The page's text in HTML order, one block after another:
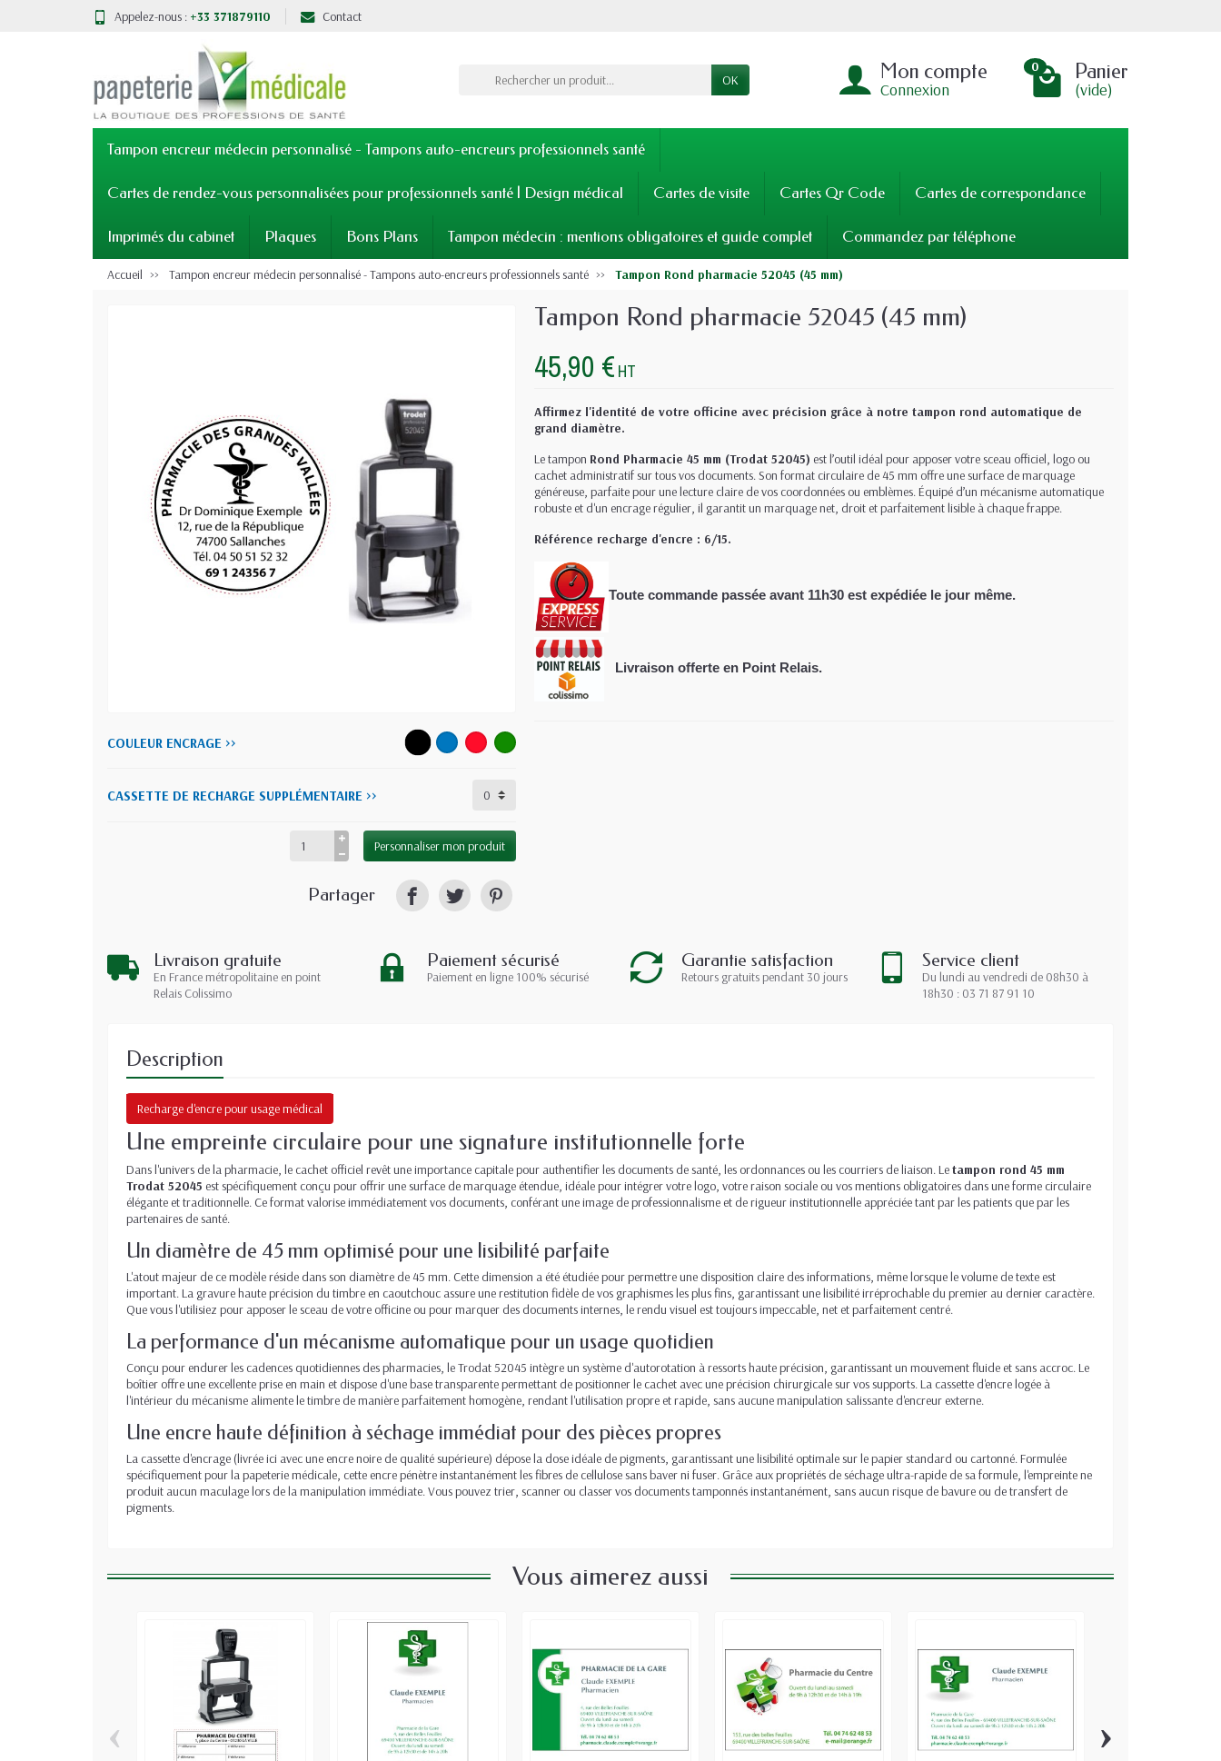
Appelez-nous : +33 371879110 Contact
OK Mon compte
Connexion
0 Panier
(vide)
Tampon encreur médecin personnalisé - Tampons auto-encreurs professionnels santé
Cartes de rendez-vous personnalisées pour professionnels santé | Design médical Cartes de visite Cartes Qr Code Cartes de correspondance
Imprimés du cabinet Plaques Bons Plans Tampon médecin : mentions obligatoires et guide complet Commandez par téléphone
Accueil Tampon encreur médecin personnalisé - Tampons auto-encreurs professionnels santé Tampon Rond pharmacie 52045 (45 mm)
COULEUR ENCRAGE >>
CASSETTE DE RECHARGE SUPPLÉMENTAIRE >>
Personnaliser mon produit
Partager
Tampon Rond pharmacie 52045 (45 mm)
45,90 € HT
Affirmez l'identité de votre officine avec précision grâce à notre tampon rond automatique de
grand diamètre.
Le tampon Rond Pharmacie 45 mm (Trodat 52045) est l’outil idéal pour apposer votre sceau officiel, logo ou
cachet administratif sur tous vos documents. Son format circulaire de 45 mm offre une surface de marquage
généreuse, parfaite pour une lecture claire de vos coordonnées ou emblèmes. Équipé d’un mécanisme automatique
robuste et d'un encrage régulier, il garantit un marquage net, droit et parfaitement lisible à chaque frappe.
Référence recharge d'encre : 6/15.
Toute commande passée avant 11h30 est expédiée le jour même.
Livraison offerte en Point Relais.
Livraison gratuite
En France métropolitaine en point
Relais Colissimo
Paiement sécurisé
Paiement en ligne 100% sécurisé
Garantie satisfaction
Retours gratuits pendant 30 jours
Service client
Du lundi au vendredi de 08h30 à
18h30 : 03 71 87 91 10
Description
Recharge d'encre pour usage médical
Une empreinte circulaire pour une signature institutionnelle forte
Dans l'univers de la pharmacie, le cachet officiel revêt une importance capitale pour authentifier les documents de santé, les ordonnances ou les courriers de liaison. Letampon rond 45 mm
Trodat 52045 est spécifiquement conçu pour offrir une surface de marquage étendue, idéale pour intégrer votre logo, votre raison sociale ou vos mentions obligatoires dans une forme circulaire
élégante et traditionnelle. Ce format valorise immédiatement vos documents, conférant une image de professionnalisme et de rigueur institutionnelle appréciée tant par les patients que par les
partenaires de santé.
Un diamètre de 45 mm optimisé pour une lisibilité parfaite
L'atout majeur de ce modèle réside dans son diamètre de 45 mm. Cette dimension a été étudiée pour permettre une disposition claire des informations, même lorsque le volume de texte est
important. La gravure haute précision du timbre en caoutchouc assure une restitution fidèle de vos graphismes les plus fins, garantissant une lisibilité irréprochable du premier au dernier caractère.
Que vous l'utilisiez pour apposer le sceau de votre officine ou pour marquer des documents internes, le rendu visuel est toujours impeccable, net et parfaitement centré.
La performance d'un mécanisme automatique pour un usage quotidien
Conçu pour endurer les cadences quotidiennes des pharmacies, le Trodat 52045 intègre un système d'autorotation à ressorts haute précision, garantissant un mouvement fluide et sans accroc. Le
boîtier offre une excellente prise en main et dispose d'une base transparente permettant de positionner le cachet avec une précision chirurgicale sur vos supports. La cassette d'encre logée à
l'intérieur du mécanisme alimente le timbre de manière parfaitement homogène, rendant l'utilisation propre et rapide, sans aucune manipulation salissante d'encreur externe.
Une encre haute définition à séchage immédiat pour des pièces propres
La cassette d'encrage (livrée ici avec une encre noire de qualité supérieure) dépose la dose idéale de pigments, garantissant une lisibilité optimale sur le papier standard ou cartonné. Formulée
spécifiquement pour la papeterie médicale, cette encre pénètre instantanément les fibres de cellulose sans baver ni fuser. Grâce aux propriétés de séchage ultra-rapide de sa formule, l'empreinte ne
produit aucun maculage lors de la manipulation immédiate. Vous pouvez trier, scanner ou classer vos documents tamponnés instantanément, sans aucun risque de bavure ou de transfert de
pigments.
Vous aimerez aussi
‹ ›